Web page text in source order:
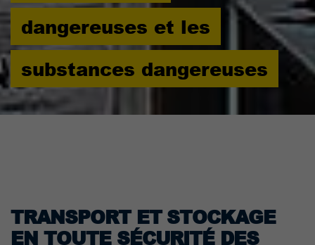
dangereuses et les
substances dangereuses
TRANSPORT ET STOCKAGE
EN TOUTE SÉCURITÉ DES